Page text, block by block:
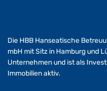
Die HBB Hanseatische
mbH mit Sitz in Hamburg und
Unternehmen und ist als
Immobilien aktiv.